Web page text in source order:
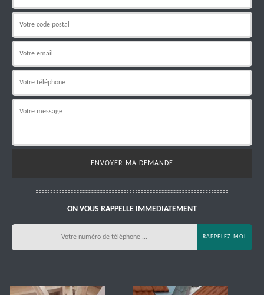
ON VOUS RAPPELLE IMMEDIATEMENT